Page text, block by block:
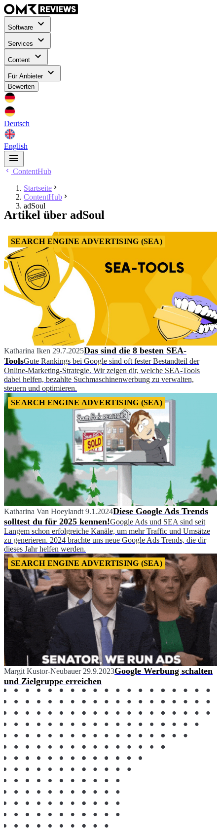
Software
Services
Content
Für Anbieter
Bewerten
Deutsch
English
ContentHub
Startseite
ContentHub
adSoul
Artikel über adSoul
SEARCH ENGINE ADVERTISING (SEA)
Katharina Iken 29.7.2025Das sind die 8 besten SEA-
ToolsGute Rankings bei Google sind oft fester Bestandteil der
Online-Marketing-Strategie. Wir zeigen dir, welche SEA-Tools
dabei helfen, bezahlte Suchmaschinenwerbung zu verwalten,
steuern und optimieren.
SEARCH ENGINE ADVERTISING (SEA)
Katharina Van Hoeylandt 9.1.2024Diese Google Ads Trends
solltest du für 2025 kennen!Google Ads und SEA sind seit
Langem schon erfolgreiche Kanäle, um mehr Traffic und Umsätze
zu generieren. 2024 brachte uns neue Google Ads Trends, die dir
dieses Jahr helfen werden.
SEARCH ENGINE ADVERTISING (SEA)
Margit Kustor-Neubauer 29.9.2023Google Werbung schalten
und Zielgruppe erreichen